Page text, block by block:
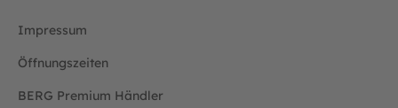
Impressum
Öffnungszeiten
BERG Premium Händler